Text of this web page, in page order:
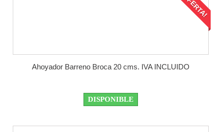
Ahoyador Barreno Broca 20 cms. IVA INCLUIDO
DISPONIBLE